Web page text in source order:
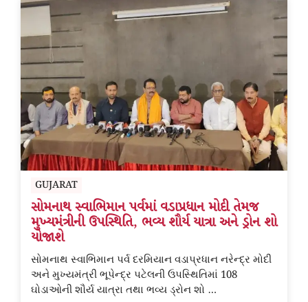
GUJARAT
સોમનાથ સ્વાભિમાન પર્વમાં વડાપ્રધાન મોદી તેમજ
મુખ્યમંત્રીની ઉપસ્થિતિ, ભવ્ય શૌર્ય યાત્રા અને ડ્રોન શો
યોજાશે
સોમનાથ સ્વાભિમાન પર્વ દરમિયાન વડાપ્રધાન નરેન્દ્ર મોદી
અને મુખ્યમંત્રી ભૂપેન્દ્ર પટેલની ઉપસ્થિતિમાં 108
ઘોડાઓની શૌર્ય યાત્રા તથા ભવ્ય ડ્રોન શો …